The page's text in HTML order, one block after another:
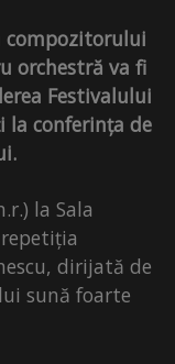
compozitorului
orchestră va fi
Festivalului
la conferința de
la Sala
dirijată de
sună foarte